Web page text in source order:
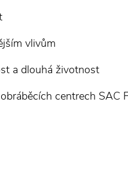
vlivům
a dlouhá životnost
centrech SAC